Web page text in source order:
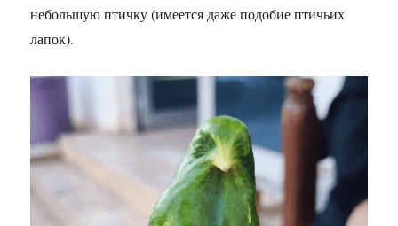
небольшую птичку (имеется даже подобие птичьих
лапок).